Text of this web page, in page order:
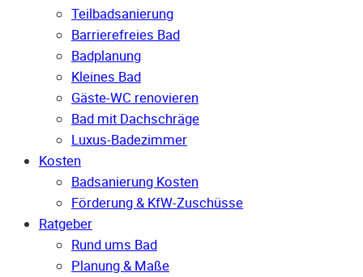
Teilbadsanierung
Barrierefreies Bad
Badplanung
Kleines Bad
Gäste-WC renovieren
Bad mit Dachschräge
Luxus-Badezimmer
Kosten
Badsanierung Kosten
Förderung & KfW-Zuschüsse
Ratgeber
Rund ums Bad
Planung & Maße